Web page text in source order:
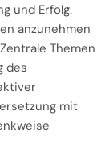
und Erfolg.
anzunehmen
Themen
des
mit